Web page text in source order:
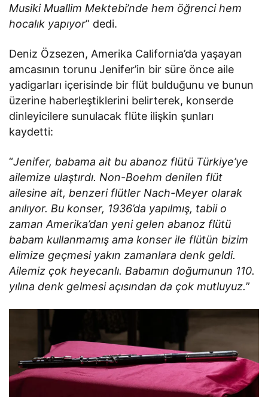
Musiki Muallim Mektebi’nde hem öğrenci hem
hocalık yapıyor” dedi.
Deniz Özsezen, Amerika California’da yaşayan
amcasının torunu Jenifer’in bir süre önce aile
yadigarları içerisinde bir flüt bulduğunu ve bunun
üzerine haberleştiklerini belirterek, konserde
dinleyicilere sunulacak flüte ilişkin şunları
kaydetti:
“Jenifer, babama ait bu abanoz flütü Türkiye’ye
ailemize ulaştırdı. Non-Boehm denilen flüt
ailesine ait, benzeri flütler Nach-Meyer olarak
anılıyor. Bu konser, 1936’da yapılmış, tabii o
zaman Amerika’dan yeni gelen abanoz flütü
babam kullanmamış ama konser ile flütün bizim
elimize geçmesi yakın zamanlara denk geldi.
Ailemiz çok heyecanlı. Babamın doğumunun 110.
yılına denk gelmesi açısından da çok mutluyuz.”